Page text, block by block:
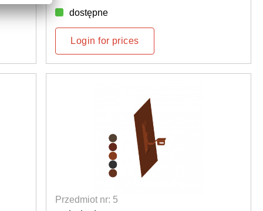
dostępne
Login for prices
Przedmiot nr: 5